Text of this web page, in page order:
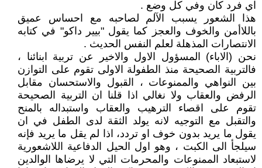
اي فرد كان وفي كل وضع .
هذا الشعور يسبب الآلم لصاحبه مع احساس عميق
باللاأمن والخوف والعجز كما يقول "بيير داكو" في كتابه
الانتصارات المذهلة لعلم النفس الحديث .
نحن (الاباء) المسؤول الاول والاخير عن تربية ابنائنا ،
فالتربية الصحيحة منذ الطفولة الاولى تقوم على التوازن
بين النواهي والممنوعات ، القبول والاستحسان مقابل
الرفض والعقاب ولا نغالي اذا قلنا ان التربية الصحيحة
تقوم على اقصاء الترهيب والعقاب واستبداله بالمنح
والتقبل مع التوجيه لانه يولد الثقة لدى الطفل في ان
يقول ما يريد بدون خوف او تردد، اذا لم يقل ما يريد فإنه
سيلجأ الى الكبت ، وهو اول الحيل الدفاعية اللاشعورية
لاستبعاد الممنوعات والمحرمات التي لا يرضاها الوالدين